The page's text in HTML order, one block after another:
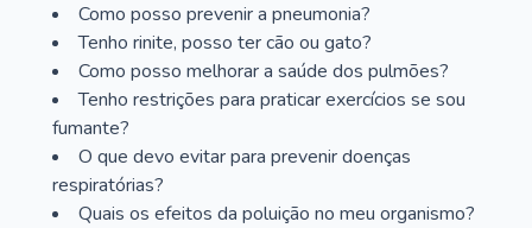
Como posso prevenir a pneumonia?
Tenho rinite, posso ter cão ou gato?
Como posso melhorar a saúde dos pulmões?
Tenho restrições para praticar exercícios se sou
fumante?
O que devo evitar para prevenir doenças
respiratórias?
Quais os efeitos da poluição no meu organismo?